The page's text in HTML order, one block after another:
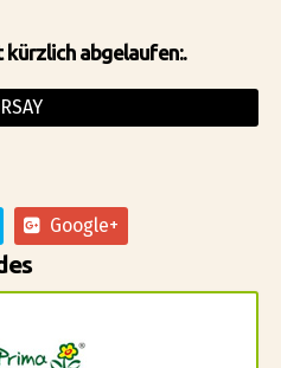
kürzlich abgelaufen:.
Google+